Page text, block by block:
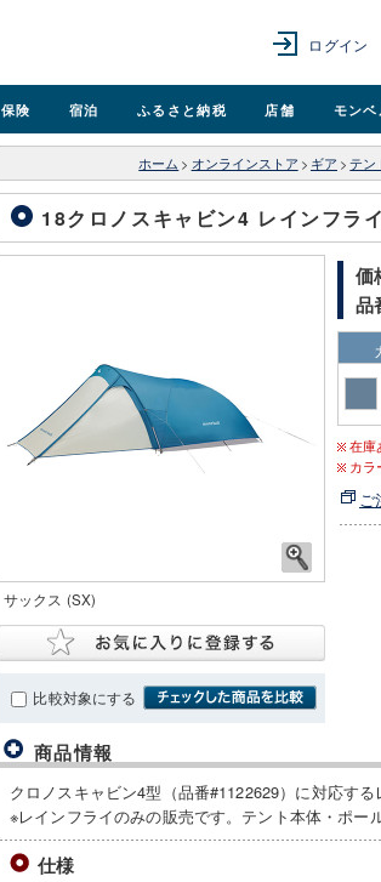
ログイン
保険 宿泊 ふるさと納税 店舗 モン
ホーム > オンラインストア > ギア > テン
18クロノスキャビン4 レインフライ
サックス (SX)
比較対象にする
価
品
在庫
カラ
ご
商品情報
クロノスキャビン4型（品番#1122629）に対応する
※レインフライのみの販売です。テント本体・ポー
仕様